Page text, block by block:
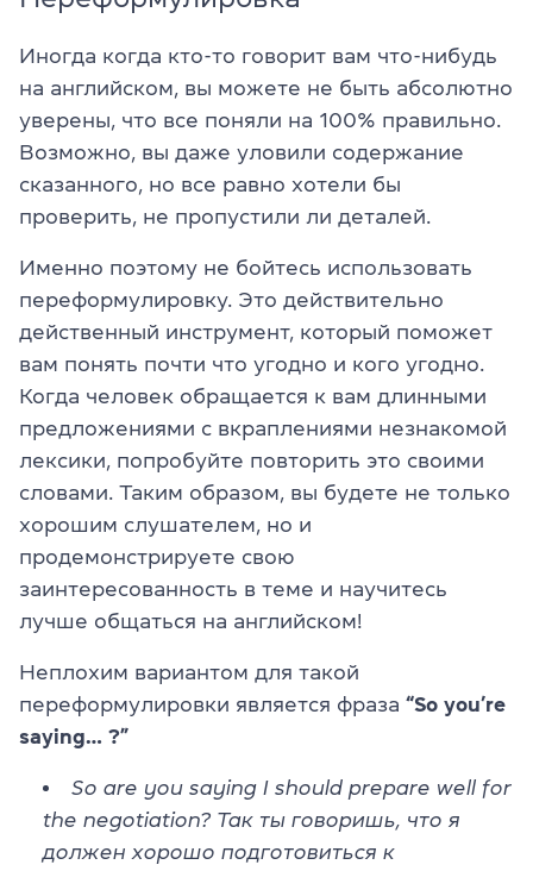
Иногда когда кто-то говорит вам что-нибудь
на английском, вы можете не быть абсолютно
уверены, что все поняли на 100% правильно.
Возможно, вы даже уловили содержание
сказанного, но все равно хотели бы
проверить, не пропустили ли деталей.
Именно поэтому не бойтесь использовать
переформулировку. Это действительно
действенный инструмент, который поможет
вам понять почти что угодно и кого угодно.
Когда человек обращается к вам длинными
предложениями с вкраплениями незнакомой
лексики, попробуйте повторить это своими
словами. Таким образом, вы будете не только
хорошим слушателем, но и
продемонстрируете свою
заинтересованность в теме и научитесь
лучше общаться на английском!
Неплохим вариантом для такой
переформулировки является фраза “So you’re
saying… ?”
So are you saying I should prepare well for
the negotiation? Так ты говоришь, что я
должен хорошо подготовиться к